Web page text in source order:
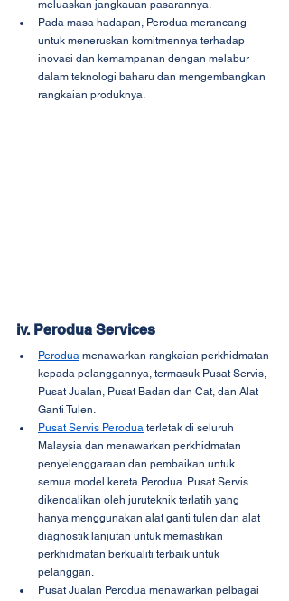
meluaskan jangkauan pasarannya.
Pada masa hadapan, Perodua merancang
untuk meneruskan komitmennya terhadap
inovasi dan kemampanan dengan melabur
dalam teknologi baharu dan mengembangkan
rangkaian produknya.
iv. Perodua Services
Perodua menawarkan rangkaian perkhidmatan
kepada pelanggannya, termasuk Pusat Servis,
Pusat Jualan, Pusat Badan dan Cat, dan Alat
Ganti Tulen.
Pusat Servis Perodua terletak di seluruh
Malaysia dan menawarkan perkhidmatan
penyelenggaraan dan pembaikan untuk
semua model kereta Perodua. Pusat Servis
dikendalikan oleh juruteknik terlatih yang
hanya menggunakan alat ganti tulen dan alat
diagnostik lanjutan untuk memastikan
perkhidmatan berkualiti terbaik untuk
pelanggan.
Pusat Jualan Perodua menawarkan pelbagai